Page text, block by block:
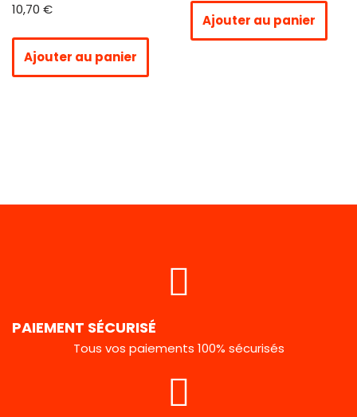
10,70 €
Ajouter au panier
Ajouter au panier
PAIEMENT SÉCURISÉ
Tous vos paiements 100% sécurisés